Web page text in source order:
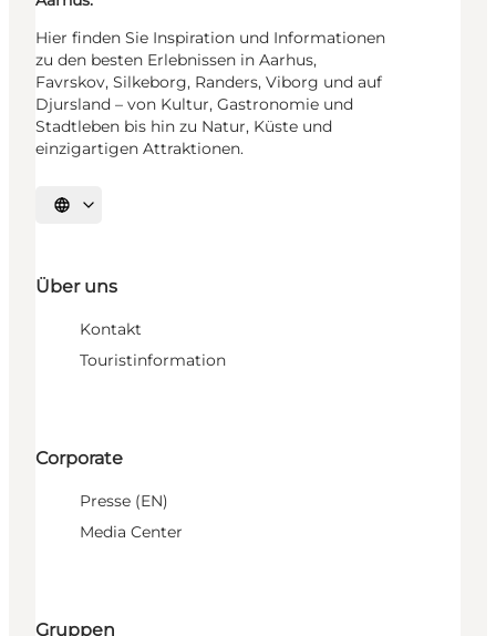
Hier finden Sie Inspiration und Informationen
zu den besten Erlebnissen in Aarhus,
Favrskov, Silkeborg, Randers, Viborg und auf
Djursland – von Kultur, Gastronomie und
Stadtleben bis hin zu Natur, Küste und
einzigartigen Attraktionen.
Sprache auswählen
Über uns
Kontakt
Touristinformation
Corporate
Presse (EN)
Media Center
Gruppen